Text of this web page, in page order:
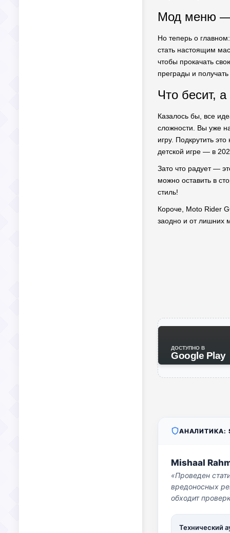
Мод меню —
Но теперь о
стать настоящим
чтобы прокачать
преграды и
Что бесит,
Казалось бы, все
сложности. Вы уже
игру. Подкрутить
детской игре — в
Зато что радует —
можно оставить в
стиль!
Короче, Moto Rider
заодно и от лишних
ДОСТУПНО В
Google Play
АНАЛИТИКА:
Mishaal
«Проведен
вредоносных
обходит
Технический